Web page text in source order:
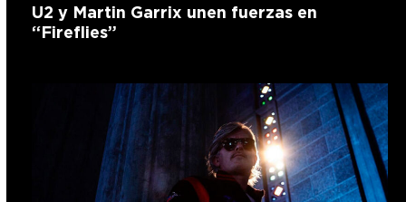
U2 y Martin Garrix unen fuerzas en
“Fireflies”